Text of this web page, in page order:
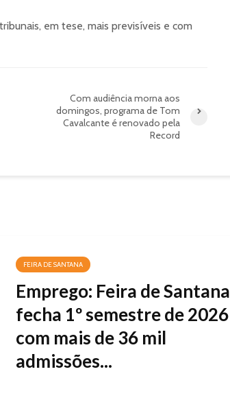
em tese, mais previsíveis e com
Com audiência morna aos
domingos, programa de Tom
Cavalcante é renovado pela
Record
FEIRA DE SANTANA
Emprego: Feira de Santana
fecha 1º semestre de 2026
com mais de 36 mil
admissões...